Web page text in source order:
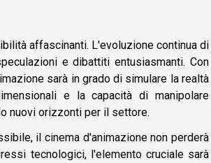
affascinanti. L'evoluzione continua di
e dibattiti entusiasmanti. Con
sarà in grado di simulare la realtà
e la capacità di manipolare
nuovi orizzonti per il settore.
il cinema d'animazione non perderà
tecnologici, l'elemento cruciale sarà